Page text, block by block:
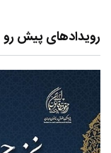
رویدادهای پیش رو